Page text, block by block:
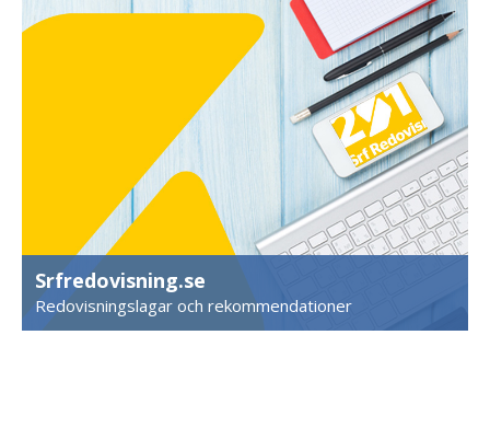
Srfredovisning.se
Redovisningslagar och rekommendationer